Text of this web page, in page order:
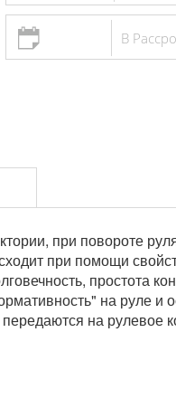
В
при повороте
при помощи
простота
на руле и
на рулевое